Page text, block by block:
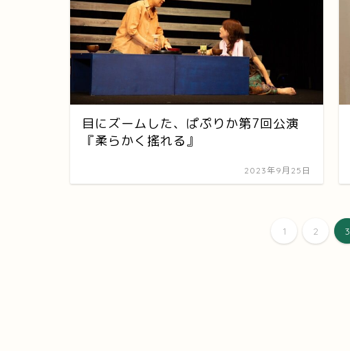
目にズームした、ぱぷりか第7回公演
『柔らかく搖れる』
2023年9月25日
1 2 3